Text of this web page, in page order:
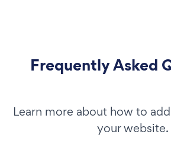
Frequently Asked
Learn more about how to
your website.